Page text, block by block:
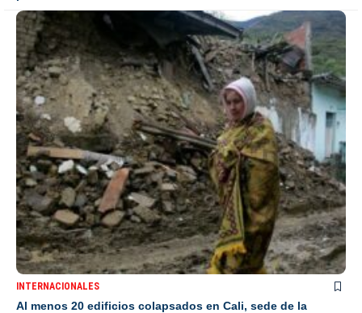
INTERNACIONALES
Al menos 20 edificios colapsados en Cali, sede de la